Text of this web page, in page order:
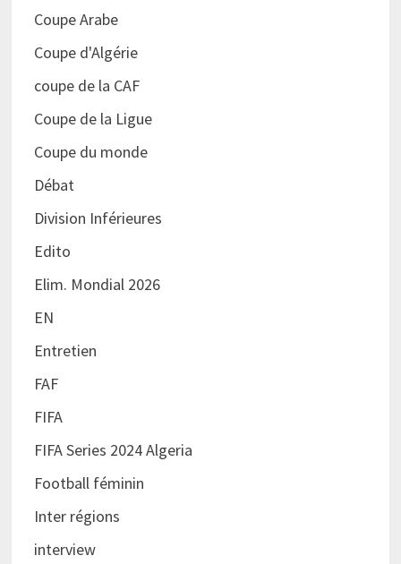
Coupe Arabe
Coupe d'Algérie
coupe de la CAF
Coupe de la Ligue
Coupe du monde
Débat
Division Inférieures
Edito
Elim. Mondial 2026
EN
Entretien
FAF
FIFA
FIFA Series 2024 Algeria
Football féminin
Inter régions
interview